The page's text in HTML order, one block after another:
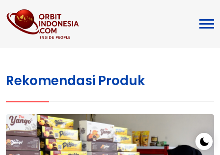
Rekomendasi Produk